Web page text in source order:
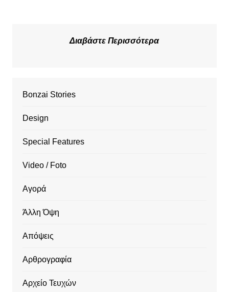
Διαβάστε Περισσότερα
Bonzai Stories
Design
Special Features
Video / Foto
Αγορά
Άλλη Όψη
Απόψεις
Αρθρογραφία
Αρχείο Τευχών